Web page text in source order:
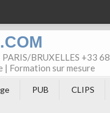
BRUXELLES +33
Formation sur mesure
PUB CLIPS